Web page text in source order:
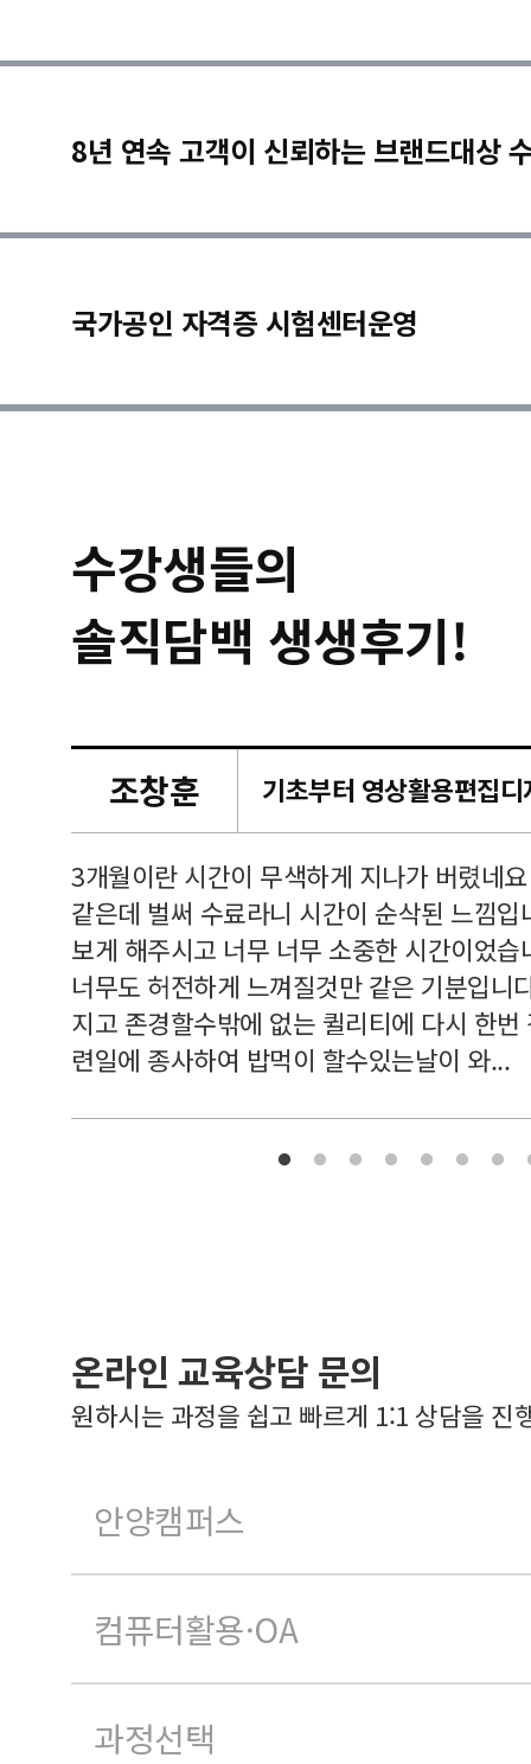
8년 연속 고객이 신뢰하는 브랜드대상
국가공인 자격증 시험센터운영
수강생들의
솔직담백 생생후기!
조창훈
3개월이란 시간이 무색하게 지나가 버렸네
같은데 벌써 수료라니 시간이 순삭된 느낌
보게 해주시고 너무 너무 소중한 시간이었
너무도 허전하게 느껴질것만 같은 기분입니
지고 존경할수밖에 없는 퀼리티에 다시 한
련일에 종사하여 밥먹이 할수있는날이 와...
온라인 교육상담 문의
원하시는 과정을 쉽고 빠르게 1:1 상담을 진